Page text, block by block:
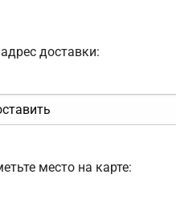
доставки:
место на карте: